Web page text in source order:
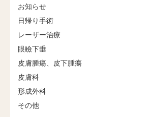
お知らせ
日帰り手術
レーザー治療
眼瞼下垂
皮膚腫瘍、皮下腫瘍
皮膚科
形成外科
その他